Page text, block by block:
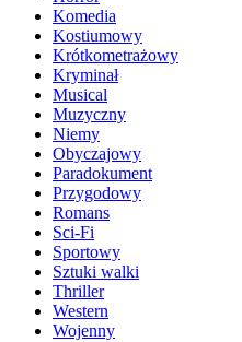
Komedia
Kostiumowy
Krótkometrażowy
Kryminał
Musical
Muzyczny
Niemy
Obyczajowy
Paradokument
Przygodowy
Romans
Sci-Fi
Sportowy
Sztuki walki
Thriller
Western
Wojenny